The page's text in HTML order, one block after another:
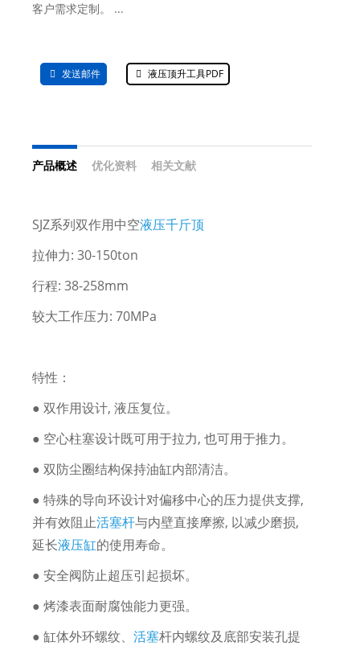
客户需求定制。 ...
发送邮件 液压顶升工具PDF
产品概述 优化资料 相关文献
SJZ系列双作用中空液压千斤顶
拉伸力: 30-150ton
行程: 38-258mm
较大工作压力: 70MPa
特性：
● 双作用设计, 液压复位。
● 空心柱塞设计既可用于拉力, 也可用于推力。
● 双防尘圈结构保持油缸内部清洁。
● 特殊的导向环设计对偏移中心的压力提供支撑,
并有效阻止活塞杆与内壁直接摩擦, 以减少磨损,
延长液压缸的使用寿命。
● 安全阀防止超压引起损坏。
● 烤漆表面耐腐蚀能力更强。
● 缸体外环螺纹、 活塞杆内螺纹及底部安装孔提